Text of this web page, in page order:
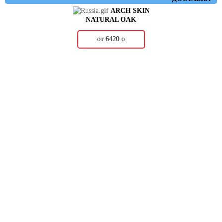
ARCH SKIN
NATURAL OAK
от 6420 о